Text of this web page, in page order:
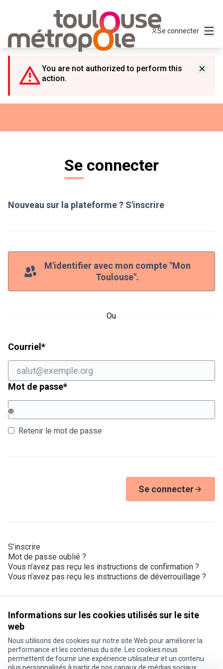
Informations sur les cookies utilisés sur le site
web
Nous utilisons des cookies sur notre site Web pour améliorer la
performance et les contenus du site. Les cookies nous
permettent de fournir une expérience utilisateur et un contenu
Se connecter
You are not authorized to perform this
action.
Se connecter
Nouveau sur la plateforme ? S'inscrire
M'identifier avec mon compte "Mon
Toulouse".
Ou
Courriel *Champ obligatoire
Mot de passe*Champ obligatoire
Retenir le mot de passe
Se connecter
S'inscrire
Mot de passe oublié ?
Vous n’avez pas reçu les instructions de confirmation ?
Vous n’avez pas reçu les instructions de déverrouillage ?
Conditions d'utilisation
Paramètres des cookies
Je participe ! sur X
Je participe ! sur Facebook
Je participe ! sur Instagram